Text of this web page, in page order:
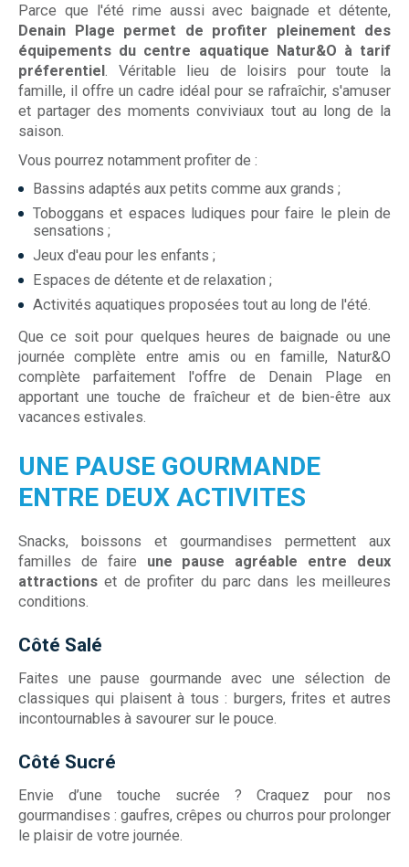
Parce que l'été rime aussi avec baignade et détente,
Denain Plage permet de profiter pleinement des
équipements du centre aquatique Natur&O à tarif
préferentiel . Véritable lieu de loisirs pour toute la
famille, il offre un cadre idéal pour se rafraîchir, s'amuser
et partager des moments conviviaux tout au long de la
saison.
Vous pourrez notamment profiter de :
Bassins adaptés aux petits comme aux grands ;
Toboggans et espaces ludiques pour faire le plein de
sensations ;
Jeux d'eau pour les enfants ;
Espaces de détente et de relaxation ;
Activités aquatiques proposées tout au long de l'été.
Que ce soit pour quelques heures de baignade ou une
journée complète entre amis ou en famille, Natur&O
complète parfaitement l'offre de Denain Plage en
apportant une touche de fraîcheur et de bien-être aux
vacances estivales.
UNE PAUSE GOURMANDE
ENTRE DEUX ACTIVITES
Snacks, boissons et gourmandises permettent aux
familles de faire une pause agréable entre deux
attractions et de profiter du parc dans les meilleures
conditions.
Côté Salé
Faites une pause gourmande avec une sélection de
classiques qui plaisent à tous : burgers, frites et autres
incontournables à savourer sur le pouce.
Côté Sucré
Envie d’une touche sucrée ? Craquez pour nos
gourmandises : gaufres, crêpes ou churros pour prolonger
le plaisir de votre journée.